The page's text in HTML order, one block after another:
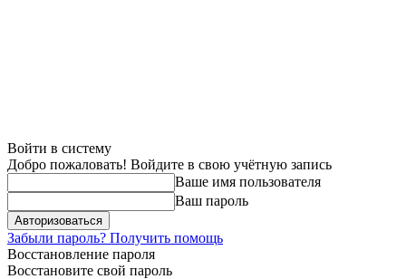
Войти в систему
Добро пожаловать! Войдите в свою учётную запись
Ваше имя пользователя
Ваш пароль
Забыли пароль? Получить помощь
Восстановление пароля
Восстановите свой пароль